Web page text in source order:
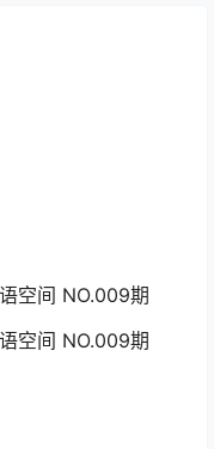
空间 NO.009期
空间 NO.009期